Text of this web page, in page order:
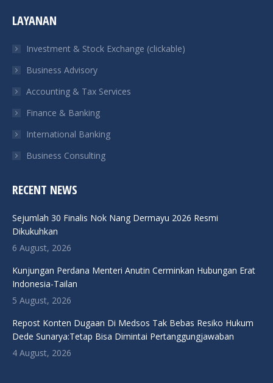
opens
new
window
opens
new
window
new
window
new
window
LAYANAN
Investment & Stock Exchange (clickable)
Business Advisory
Accounting & Tax Services
Finance & Banking
International Banking
Business Consulting
RECENT NEWS
Sejumlah 30 Finalis Nok Nang Dermayu 2026 Resmi
Dikukuhkan
6 August, 2026
Kunjungan Perdana Menteri Anutin Cerminkan Hubungan Erat
Indonesia-Tailan
5 August, 2026
Repost Konten Dugaan Di Medsos Tak Bebas Resiko Hukum
Dede Sunarya:Tetap Bisa Dimintai Pertanggungjawaban
4 August, 2026